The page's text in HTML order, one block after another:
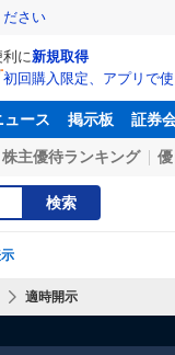
ださい
利に新規取得
初回購入限定、アプリで
ュース 掲示板 証券
株主優待ランキング
検索
適時開示